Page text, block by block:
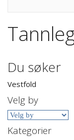
Du søker
Vestfold
Velg by
Kategorier